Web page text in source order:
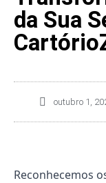
da Sua
outubro 1,
Reconhecemos